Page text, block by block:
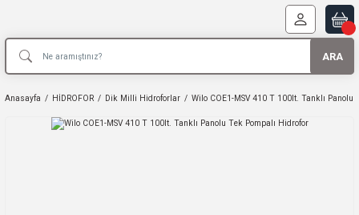
ARA
Anasayfa HİDROFOR Dik Milli Hidroforlar Wilo COE1-MSV 410 T 100lt. Tanklı Panolu